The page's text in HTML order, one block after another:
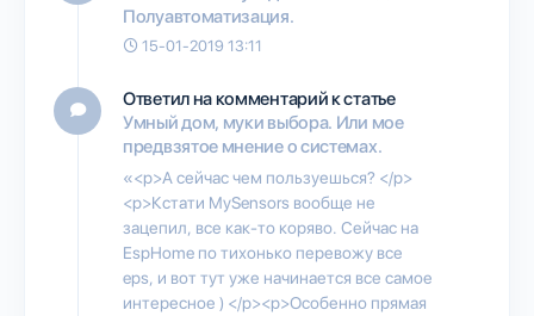
Полуавтоматизация.
15-01-2019 13:11
Ответил на комментарий к статье
Умный дом, муки выбора. Или мое
предвзятое мнение о системах.
«<p>А сейчас чем пользуешься? </p>
<p>Кстати MySensors вообще не
зацепил, все как-то коряво. Сейчас на
EspHome по тихонько перевожу все
eps, и вот тут уже начинается все самое
интересное ) </p><p>Особенно прямая